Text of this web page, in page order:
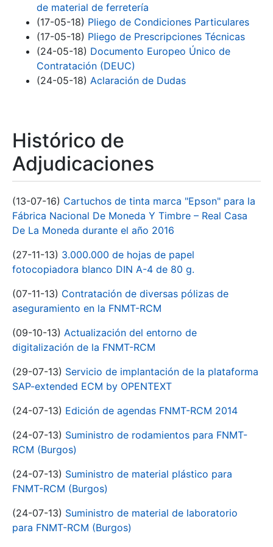
de material de ferretería
(17-05-18) Pliego de Condiciones Particulares
(17-05-18) Pliego de Prescripciones Técnicas
(24-05-18) Documento Europeo Único de
Contratación (DEUC)
(24-05-18) Aclaración de Dudas
Histórico de
Adjudicaciones
(13-07-16) Cartuchos de tinta marca "Epson" para la
Fábrica Nacional De Moneda Y Timbre – Real Casa
De La Moneda durante el año 2016
(27-11-13) 3.000.000 de hojas de papel
fotocopiadora blanco DIN A-4 de 80 g.
(07-11-13) Contratación de diversas pólizas de
aseguramiento en la FNMT-RCM
(09-10-13) Actualización del entorno de
digitalización de la FNMT-RCM
(29-07-13) Servicio de implantación de la plataforma
SAP-extended ECM by OPENTEXT
(24-07-13) Edición de agendas FNMT-RCM 2014
(24-07-13) Suministro de rodamientos para FNMT-
RCM (Burgos)
(24-07-13) Suministro de material plástico para
FNMT-RCM (Burgos)
(24-07-13) Suministro de material de laboratorio
para FNMT-RCM (Burgos)